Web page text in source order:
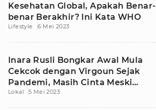
Kesehatan Global, Apakah Benar-
benar Berakhir? Ini Kata WHO
Lifestyle 6 Mei 2023
Inara Rusli Bongkar Awal Mula
Cekcok dengan Virgoun Sejak
Pandemi, Masih Cinta Meski
Diselingkuhi
Lokal 5 Mei 2023